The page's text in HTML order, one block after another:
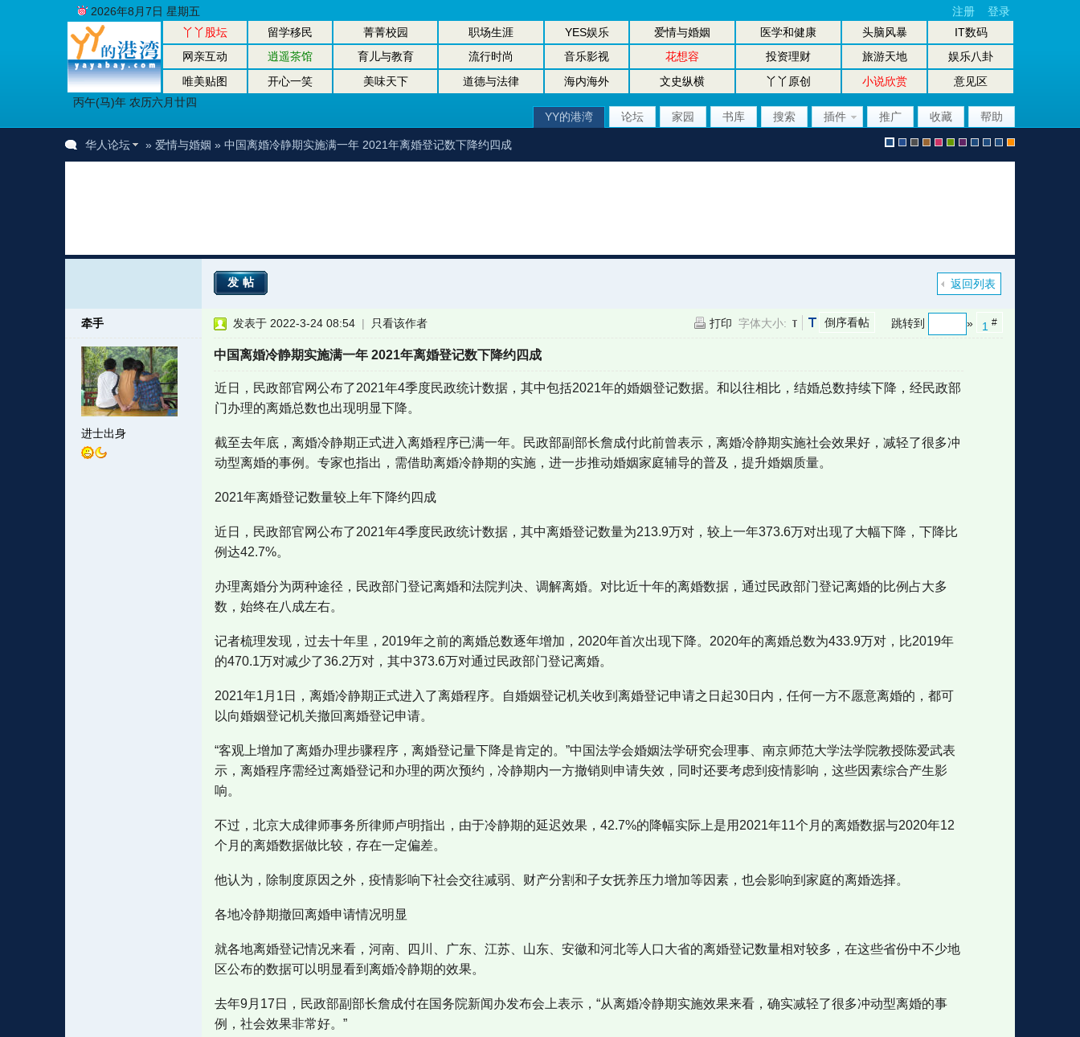
丫丫股坛 留学移民 菁菁校园 职场生涯 YES娱乐 爱情与婚姻 医学和健康 头脑风暴
IT数码
网亲互动
逍遥茶馆 育儿与教育 流行时尚 音乐影视 花想容 投资理财 旅游天地
娱乐八卦
唯美贴图
开心一笑 美味天下 道德与法律 海内海外 文史纵横 丫丫原创 小说欣赏
意见区
丙午(马)年 农历六月廿四
2026年8月7日 星期五 注册 登录
YY的港湾 论坛 家园 书库 搜索 插件 推广 收藏 帮助
认l r r i r u 坛大坛机
华人论坛 » 爱情与婚姻 » 中国离婚冷静期实施满一年 2021年离婚登记数下降约四成
返回列表
发帖
牵手
进士出身
1 #
跳转到 »
倒序看帖
打印 字体大小:
发表于 2022-3-24 08:54 | 只看该作者
中国离婚冷静期实施满一年 2021年离婚登记数下降约四成
近日，民政部官网公布了2021年4季度民政统计数据，其中包括2021年的婚姻登记数据。和以往相比，结婚总数持续下降，经民政部
门办理的离婚总数也出现明显下降。
截至去年底，离婚冷静期正式进入离婚程序已满一年。民政部副部长詹成付此前曾表示，离婚冷静期实施社会效果好，减轻了很多冲
动型离婚的事例。专家也指出，需借助离婚冷静期的实施，进一步推动婚姻家庭辅导的普及，提升婚姻质量。
2021年离婚登记数量较上年下降约四成
近日，民政部官网公布了2021年4季度民政统计数据，其中离婚登记数量为213.9万对，较上一年373.6万对出现了大幅下降，下降比
例达42.7%。
办理离婚分为两种途径，民政部门登记离婚和法院判决、调解离婚。对比近十年的离婚数据，通过民政部门登记离婚的比例占大多
数，始终在八成左右。
记者梳理发现，过去十年里，2019年之前的离婚总数逐年增加，2020年首次出现下降。2020年的离婚总数为433.9万对，比2019年
的470.1万对减少了36.2万对，其中373.6万对通过民政部门登记离婚。
2021年1月1日，离婚冷静期正式进入了离婚程序。自婚姻登记机关收到离婚登记申请之日起30日内，任何一方不愿意离婚的，都可
以向婚姻登记机关撤回离婚登记申请。
“客观上增加了离婚办理步骤程序，离婚登记量下降是肯定的。”中国法学会婚姻法学研究会理事、南京师范大学法学院教授陈爱武表
示，离婚程序需经过离婚登记和办理的两次预约，冷静期内一方撤销则申请失效，同时还要考虑到疫情影响，这些因素综合产生影
响。
不过，北京大成律师事务所律师卢明指出，由于冷静期的延迟效果，42.7%的降幅实际上是用2021年11个月的离婚数据与2020年12
个月的离婚数据做比较，存在一定偏差。
他认为，除制度原因之外，疫情影响下社会交往减弱、财产分割和子女抚养压力增加等因素，也会影响到家庭的离婚选择。
各地冷静期撤回离婚申请情况明显
就各地离婚登记情况来看，河南、四川、广东、江苏、山东、安徽和河北等人口大省的离婚登记数量相对较多，在这些省份中不少地
区公布的数据可以明显看到离婚冷静期的效果。
去年9月17日，民政部副部长詹成付在国务院新闻办发布会上表示，“从离婚冷静期实施效果来看，确实减轻了很多冲动型离婚的事
例，社会效果非常好。”